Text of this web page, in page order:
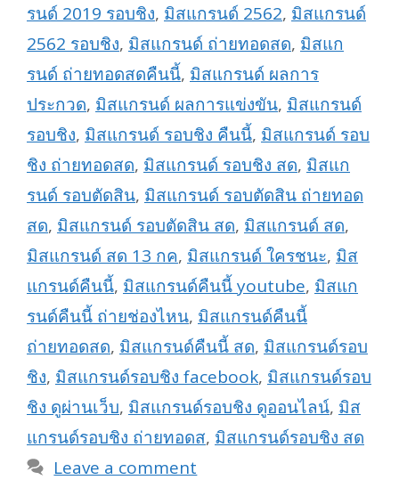
รนด์ 2019 รอบชิง, มิสแกรนด์ 2562, มิสแกรนด์
2562 รอบชิง, มิสแกรนด์ ถ่ายทอดสด, มิสแก
รนด์ ถ่ายทอดสดคืนนี้, มิสแกรนด์ ผลการ
ประกวด, มิสแกรนด์ ผลการแข่งขัน, มิสแกรนด์
รอบชิง, มิสแกรนด์ รอบชิง คืนนี้, มิสแกรนด์ รอบ
ชิง ถ่ายทอดสด, มิสแกรนด์ รอบชิง สด, มิสแก
รนด์ รอบตัดสิน, มิสแกรนด์ รอบตัดสิน ถ่ายทอด
สด, มิสแกรนด์ รอบตัดสิน สด, มิสแกรนด์ สด,
มิสแกรนด์ สด 13 กค, มิสแกรนด์ ใครชนะ, มิส
แกรนด์คืนนี้, มิสแกรนด์คืนนี้ youtube, มิสแก
รนด์คืนนี้ ถ่ายช่องไหน, มิสแกรนด์คืนนี้
ถ่ายทอดสด, มิสแกรนด์คืนนี้ สด, มิสแกรนด์รอบ
ชิง, มิสแกรนด์รอบชิง facebook, มิสแกรนด์รอบ
ชิง ดูผ่านเว็บ, มิสแกรนด์รอบชิง ดูออนไลน์, มิส
แกรนด์รอบชิง ถ่ายทอดส, มิสแกรนด์รอบชิง สด
Leave a comment